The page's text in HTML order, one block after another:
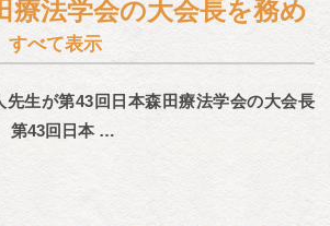
療法学会の大会長を務め
すべて表示
先生が第43回日本森田療法学会の大会長
第43回日本 …